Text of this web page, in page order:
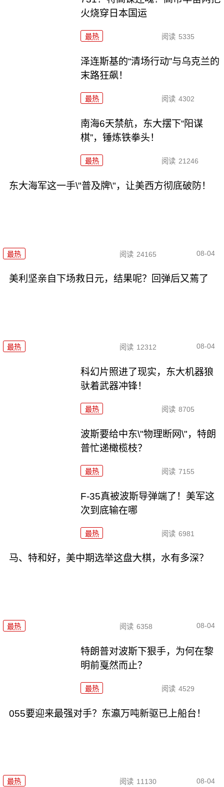
火烧穿日本国运
最热 阅读 5335
泽连斯基的“清场行动”与乌克兰的
末路狂飙！
最热 阅读 4302
南海6天禁航，东大摆下“阳谋
棋”，锤炼铁拳头！
最热 阅读 21246
东大海军这一手\"普及牌\"，让美西方彻底破防！
最热 阅读 24165 08-04
美利坚亲自下场救日元，结果呢？回弹后又蔫了
最热 阅读 12312 08-04
科幻片照进了现实，东大机器狼
驮着武器冲锋！
最热 阅读 8705
波斯要给中东\"物理断网\"，特朗
普忙递橄榄枝？
最热 阅读 7155
F-35真被波斯导弹端了！美军这
次到底输在哪
最热 阅读 6981
马、特和好，美中期选举这盘大棋，水有多深？
最热 阅读 6358 08-04
特朗普对波斯下狠手，为何在黎
明前戛然而止？
最热 阅读 4529
055要迎来最强对手？东瀛万吨新驱已上船台！
最热 阅读 11130 08-04